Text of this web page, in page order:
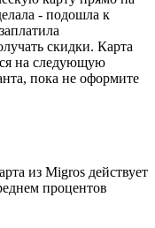
- подошла к
скидки. Карта
на следующую
пока не оформите
из Migros действует
процентов